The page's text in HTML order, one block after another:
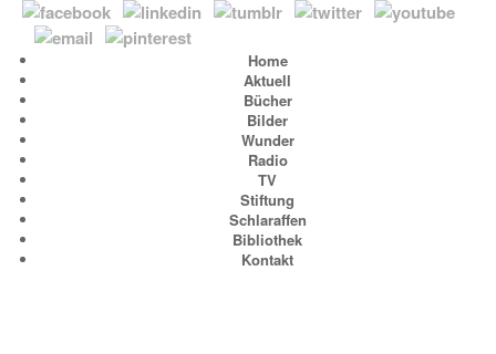
Home
Aktuell
Bücher
Bilder
Wunder
Radio
TV
Stiftung
Schlaraffen
Bibliothek
Kontakt